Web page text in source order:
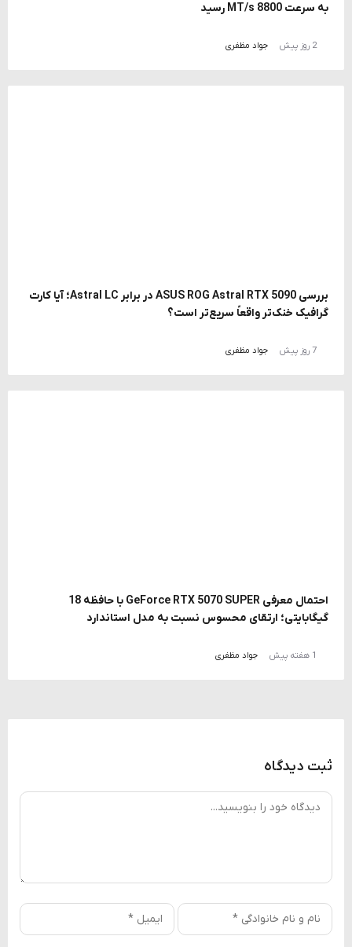
به سرعت 8800 MT/s رسید
2 روز پیش جواد مظفری
بررسی ASUS ROG Astral RTX 5090 در برابر Astral LC؛ آیا کارت
گرافیک خنک‌تر واقعاً سریع‌تر است؟
7 روز پیش جواد مظفری
احتمال معرفی GeForce RTX 5070 SUPER با حافظه 18
گیگابایتی؛ ارتقای محسوس نسبت به مدل استاندارد
1 هفته پیش جواد مظفری
ثبت دیدگاه